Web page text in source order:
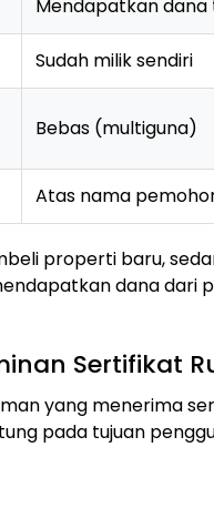
Mendapatkan dana
Sudah milik sendiri
Bebas (multiguna)
Atas nama
properti baru,
dana dari
Sertifikat
yang menerima
pada tujuan